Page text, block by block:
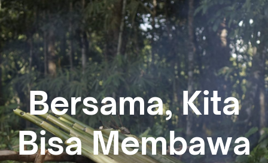
Bersama, Kita
Bisa Membawa